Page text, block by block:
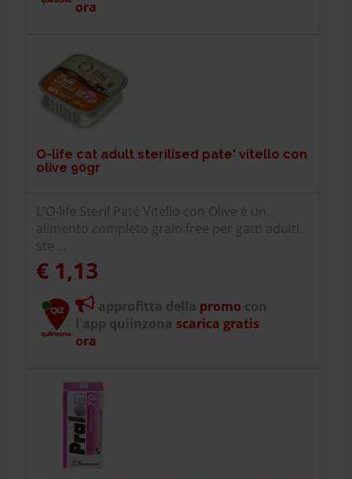
ora
O-life cat adult sterilised pate' vitello con
olive 90gr
L'O-life Steril Paté Vitello con Olive è un
alimento completo grain free per gatti adulti
ste ...
€ 1,13
approfitta della promo con
l'app quiinzona scarica gratis
ora